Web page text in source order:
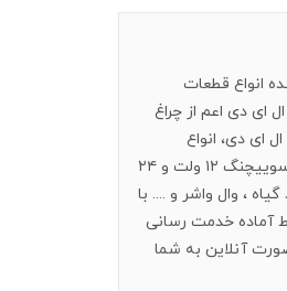
انواع قطعات
ای دی اعم از چراغ
ای دی، انواع
پروفیل لاین نوری ، ترانس های سوییچنگ ۱۲ ولت و ۲۴
، وال واشر و .... با
شرط آماده خدمت رسانی
آنلاین به شما